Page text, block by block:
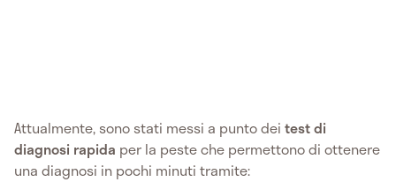
Attualmente, sono stati messi a punto dei test di
diagnosi rapida per la peste che permettono di ottenere
una diagnosi in pochi minuti tramite: